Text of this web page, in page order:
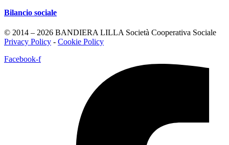
Bilancio sociale
© 2014 – 2026 BANDIERA LILLA Società Cooperativa Sociale
Privacy Policy - Cookie Policy
Facebook-f